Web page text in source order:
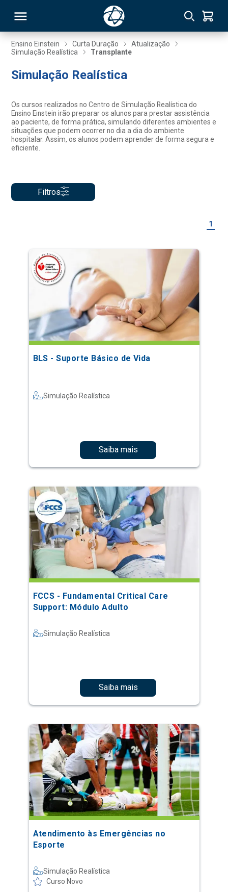
Ensino Einstein Curta Duração
Atualização
Simulação Realística
Transplante
Simulação Realística
Os cursos realizados no Centro de Simulação Realística do
Ensino Einstein irão preparar os alunos para prestar assistência
ao paciente, de forma prática, simulando diferentes ambientes e
situações que podem ocorrer no dia a dia do ambiente
hospitalar. Assim, os alunos podem aprender de forma segura e
eficiente.
Filtros
1
BLS - Suporte Básico de Vida
Simulação Realística
Saiba mais
FCCS - Fundamental Critical Care
Support: Módulo Adulto
Simulação Realística
Saiba mais
Atendimento às Emergências no
Esporte
Simulação Realística
Curso Novo